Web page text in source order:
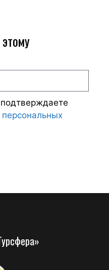
персональных